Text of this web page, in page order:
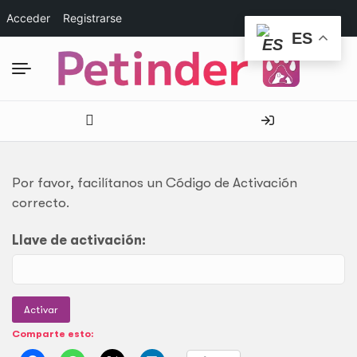
Acceder Registrarse
Por favor, facilítanos un Código de Activación
correcto.
Llave de activación:
Comparte esto:
ES